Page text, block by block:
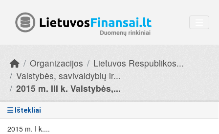
Organizacijos
Lietuvos Respublikos...
Valstybės, savivaldybių ir...
2015 m. III k. Valstybės,...
Ištekliai
2015 m. I k....